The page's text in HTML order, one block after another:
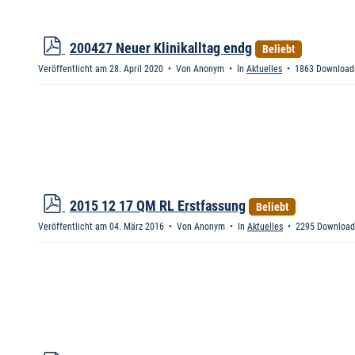
p200427 Neuer Klinikalltag endg Beliebt
Veröffentlicht am 28. April 2020 Von Anonym In Aktuelles 1863
p2015 12 17 QM RL Erstfassung Beliebt
Veröffentlicht am 04. März 2016 Von Anonym In Aktuelles 2295